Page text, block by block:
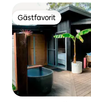
Gästfavorit
Gästfavorit